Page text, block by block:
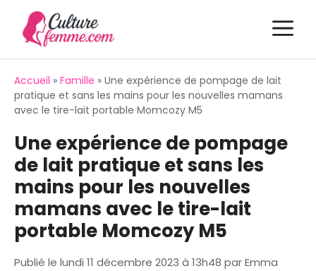
contenu
Accueil » Famille » Une expérience de pompage de lait
pratique et sans les mains pour les nouvelles mamans
avec le tire-lait portable Momcozy M5
Une expérience de pompage
de lait pratique et sans les
mains pour les nouvelles
mamans avec le tire-lait
portable Momcozy M5
Publié le lundi 11 décembre 2023 à 13h48 parEmma